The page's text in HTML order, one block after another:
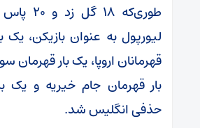
طوری‌که
لیورپول به عنوان بازیکن، یک
قهرمانان اروپا، یک بار قهرمان
بار قهرمان جام خیریه و یک
حذفی انگلیس شد.